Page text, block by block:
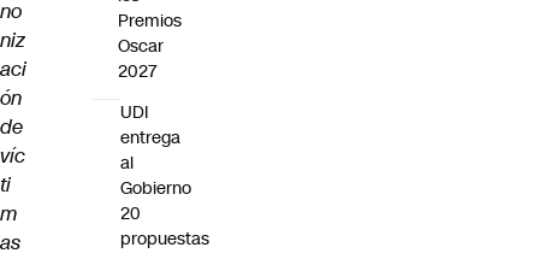
no
niz
aci
ón
de
víc
ti
m
as
Premios
Oscar
2027
UDI
entrega
al
Gobierno
20
propuestas